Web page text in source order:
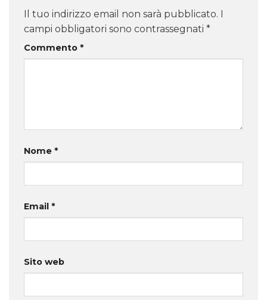
Il tuo indirizzo email non sarà pubblicato.
campi obbligatori sono contrassegnati *
Commento *
Nome *
Email *
Sito web